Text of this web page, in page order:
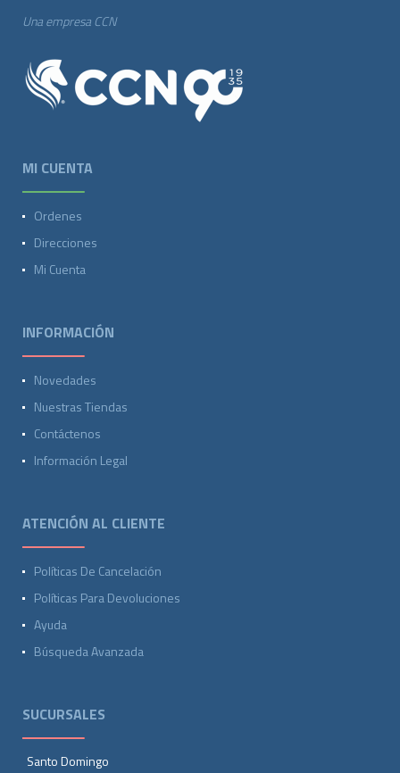
Una empresa CCN
MI CUENTA
Ordenes
Direcciones
Mi Cuenta
INFORMACIÓN
Novedades
Nuestras Tiendas
Contáctenos
Información Legal
ATENCIÓN AL CLIENTE
Políticas De Cancelación
Políticas Para Devoluciones
Ayuda
Búsqueda Avanzada
SUCURSALES
Santo Domingo